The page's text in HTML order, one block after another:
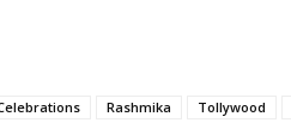
Rashmika Tollywood